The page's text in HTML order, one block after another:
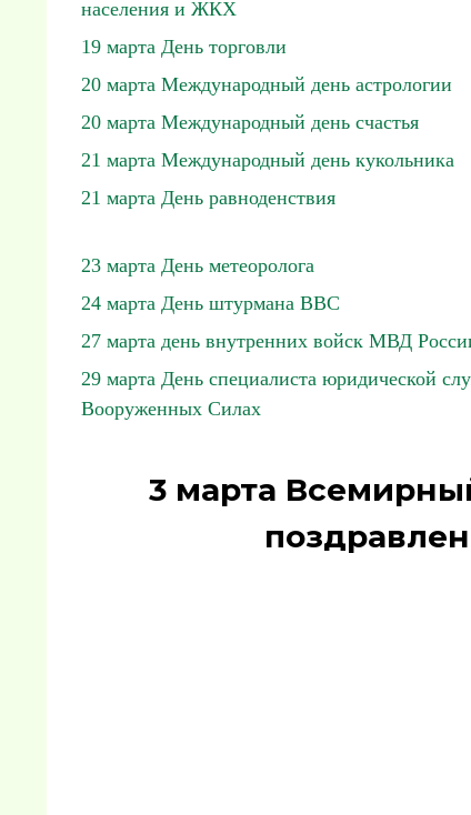
населения и ЖКХ
19 марта День торговли
20 марта Международный день астрологии
20 марта Международный день счастья
21 марта Международный день кукольника
21 марта День равноденствия
23 марта День метеоролога
24 марта День штурмана ВВС
27 марта день внутренних войск МВД
29 марта День специалиста юридической
Вооруженных Силах
3 марта